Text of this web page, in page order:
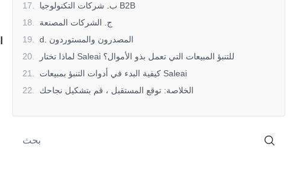
17
ب. شركات التكنولوجيا B2B
18
ج. الشركات المصنعة
19
d. المصدرون والمستوردون
20
لماذا تختار Saleai للتنبؤ المبيعات التي تعمل بذو الأموال؟
21
كيفية البدء في أدوات التنبؤ بمبيعات Saleai
22
الخلاصة: توقع المستقبل ، قم بتشكيل نجاحك